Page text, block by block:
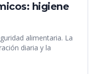
higiene
alimentaria. La
diaria y la